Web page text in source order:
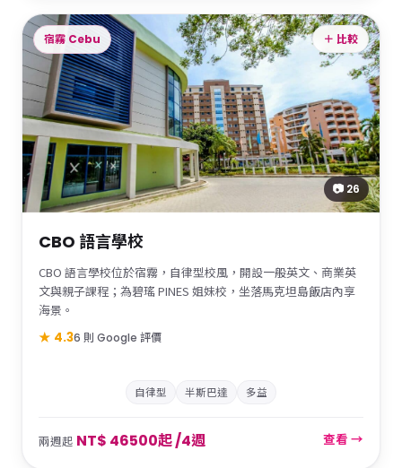
宿霧 Cebu
📷 26
＋ 比較
CBO 語言學校
CBO 語言學校位於宿霧，自律型校風，開設一般英文、商業英
文與親子課程；為碧瑤 PINES 姐妹校，坐落馬克坦島飯店內享
海景。
★ 4.36 則 Google 評價
自律型 半斯巴達 多益
兩週起 NT$ 46500起 /4週 查看 →